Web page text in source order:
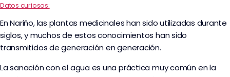
Datos curiosos:
En Nariño, las plantas medicinales han sido utilizadas durante
siglos, y muchos de estos conocimientos han sido
transmitidos de generación en generación.
La sanación con el agua es una práctica muy común en la